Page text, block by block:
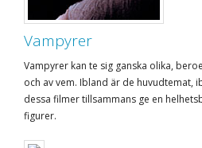
Vampyrer
Vampyrer kan te sig ganska olika,
och av vem. Ibland är de huvudtemat,
dessa filmer tillsammans ge en
figurer.